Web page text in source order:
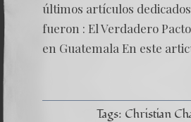
últimos artículos
fueron : El Verdadero
en Guatemala En este
Tags: Christian